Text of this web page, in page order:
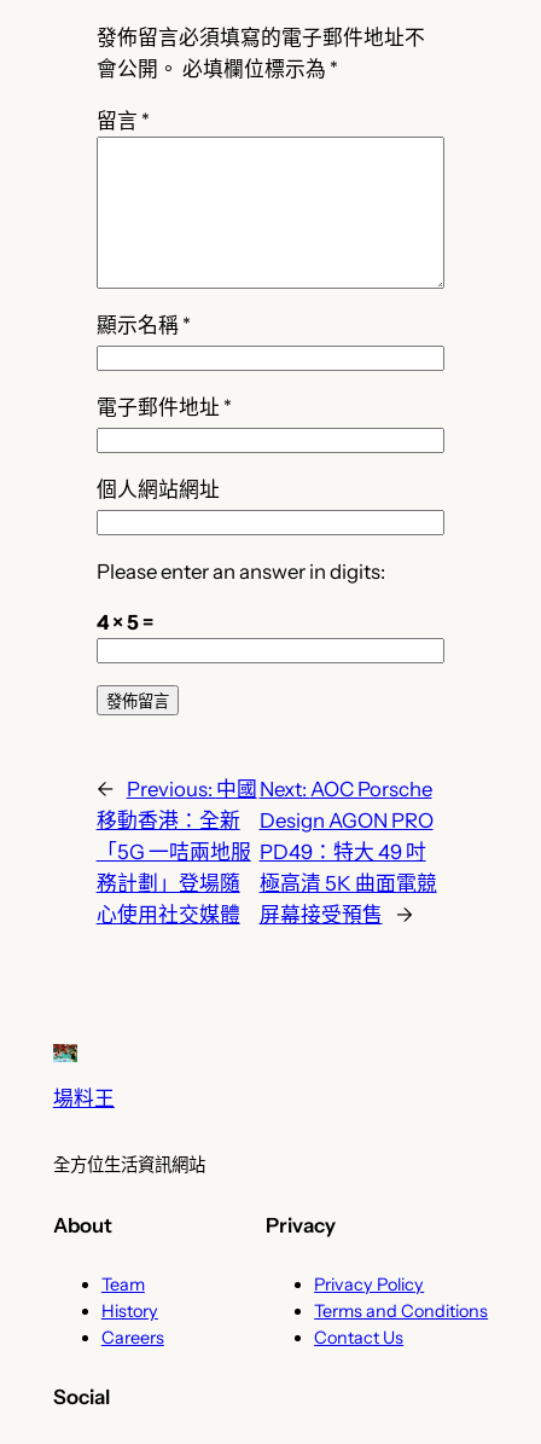
發佈留言必須填寫的電子郵件地址不
會公開。 必填欄位標示為 *
留言 *
顯示名稱 *
電子郵件地址 *
個人網站網址
Please enter an answer in digits:
4 × 5 =
← Previous: 中國
移動香港：全新
「5G 一咭兩地服
務計劃」登場隨
心使用社交媒體
Next: AOC Porsche
Design AGON PRO
PD49：特大 49 吋
極高清 5K 曲面電競
屏幕接受預售
→
場料王
全方位生活資訊網站
About
Team
History
Careers
Privacy
Privacy Policy
Terms and Conditions
Contact Us
Social